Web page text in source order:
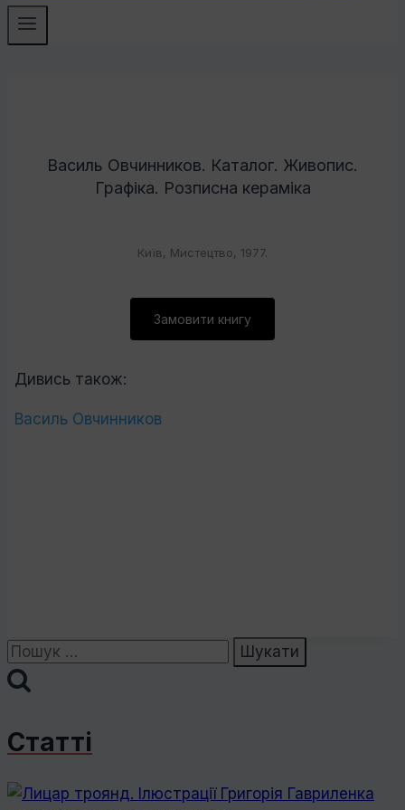
Василь Овчинников. Каталог. Живопис.
Графіка. Розписна кераміка
Київ, Мистецтво, 1977.
Замовити книгу
Дивись також:
Василь Овчинников
Пошук:
Статті